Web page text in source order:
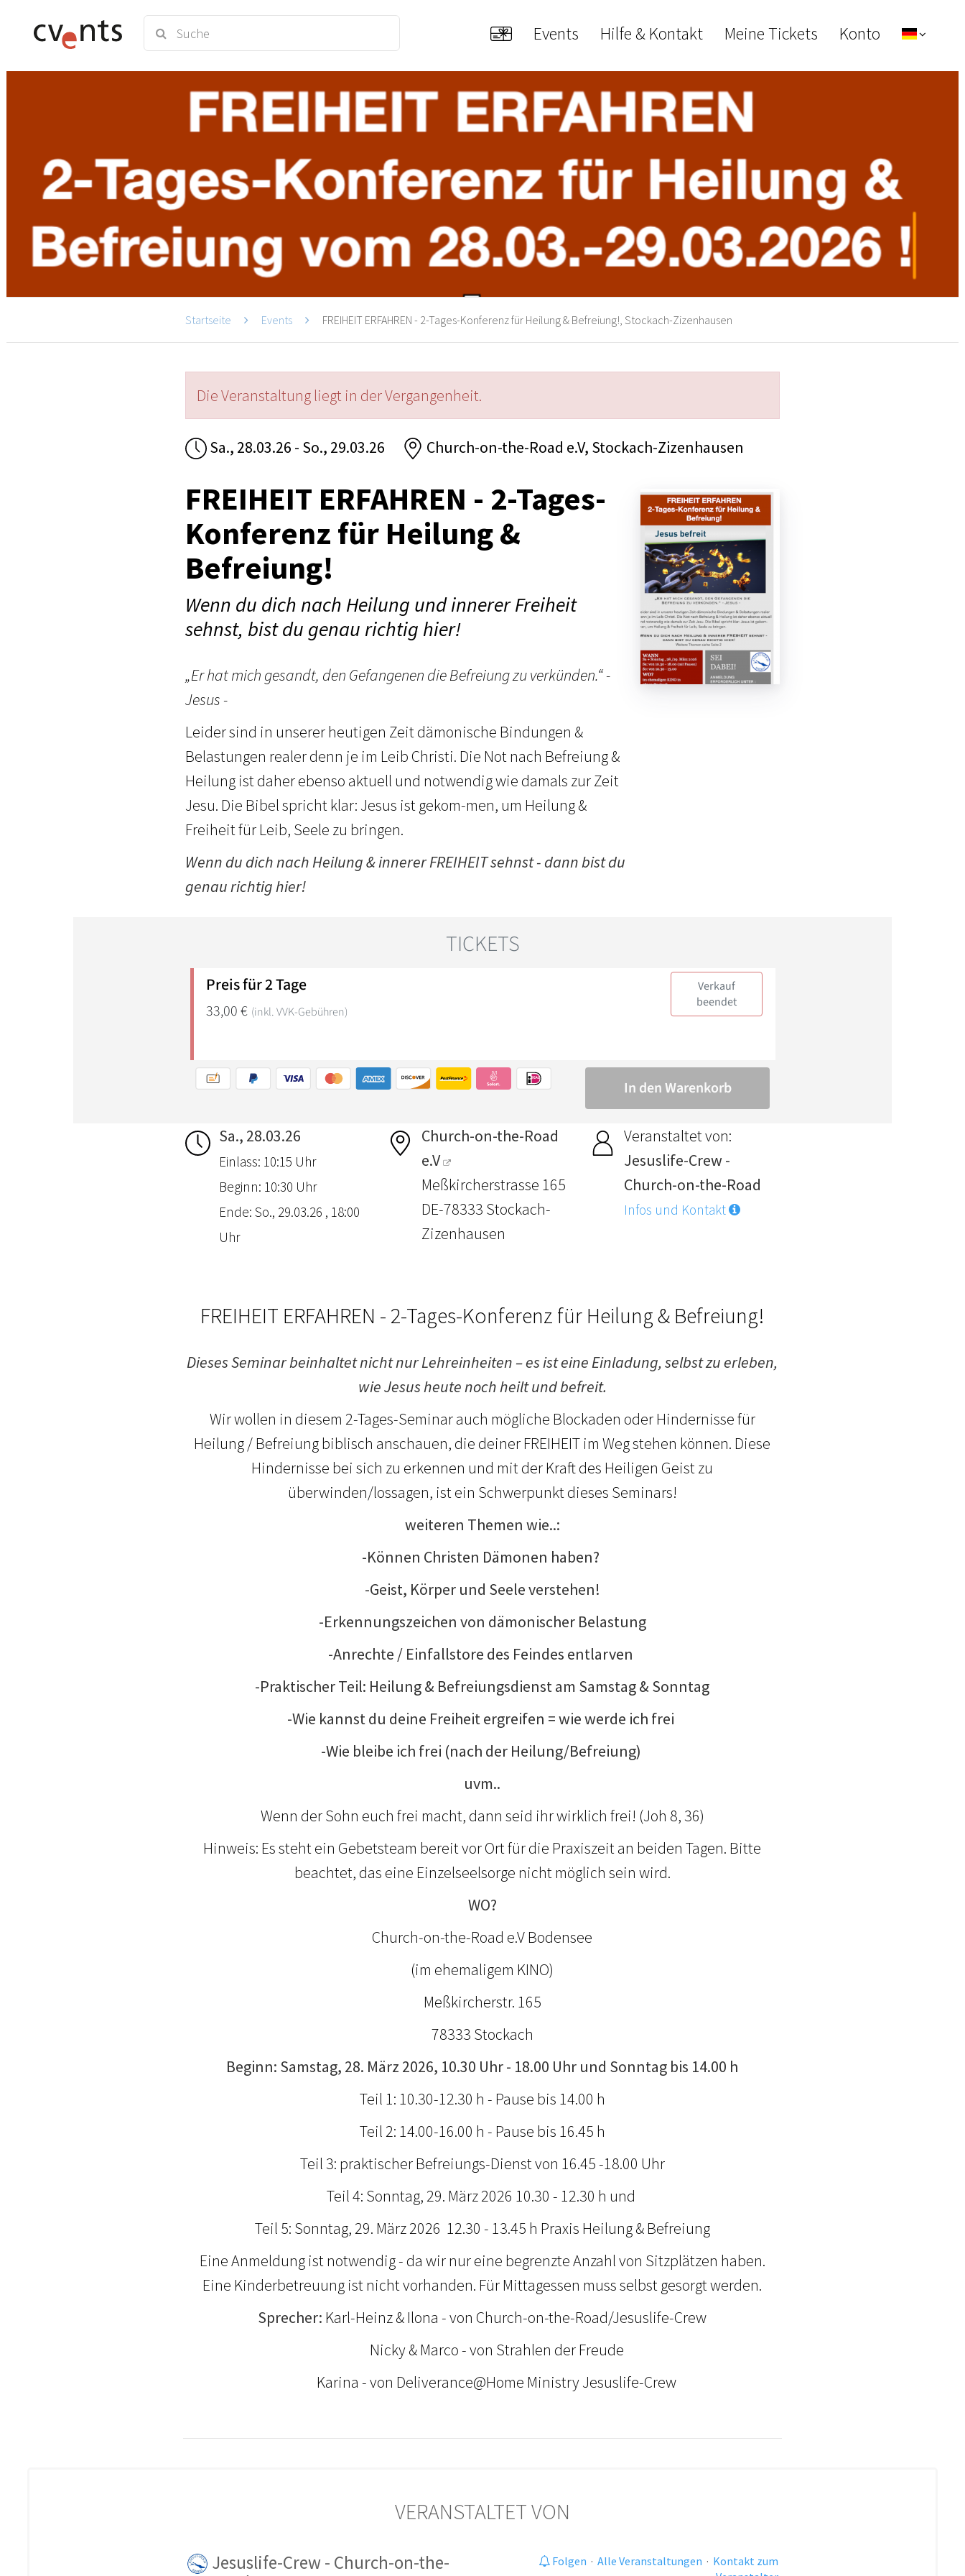
Events Hilfe & Kontakt Meine Tickets Konto
Startseite Events FREIHEIT ERFAHREN - 2-Tages-Konferenz für Heilung & Befreiung!, Stockach-Zizenhausen
Die Veranstaltung liegt in der Vergangenheit.
Sa., 28.03.26 - So., 29.03.26 Church-on-the-Road e.V, Stockach-Zizenhausen
FREIHEIT ERFAHREN - 2-Tages-
Konferenz für Heilung &
Befreiung!
Wenn du dich nach Heilung und innerer Freiheit
sehnst, bist du genau richtig hier!
„Er hat mich gesandt, den Gefangenen die Befreiung zu verkünden.“ -
Jesus -
Leider sind in unserer heutigen Zeit dämonische Bindungen &
Belastungen realer denn je im Leib Christi. Die Not nach Befreiung &
Heilung ist daher ebenso aktuell und notwendig wie damals zur Zeit
Jesu. Die Bibel spricht klar: Jesus ist gekom-men, um Heilung &
Freiheit für Leib, Seele zu bringen.
Wenn du dich nach Heilung & innerer FREIHEIT sehnst - dann bist du
genau richtig hier!
Sa., 28.03.26
Einlass: 10:15 Uhr
Beginn: 10:30 Uhr
Ende: So., 29.03.26 , 18:00
Uhr
Church-on-the-Road
e.V
Meßkircherstrasse 165
DE-78333 Stockach-
Zizenhausen
Veranstaltet von:
Jesuslife-Crew -
Church-on-the-Road
Infos und Kontakt
FREIHEIT ERFAHREN - 2-Tages-Konferenz für Heilung & Befreiung!
Dieses Seminar beinhaltet nicht nur Lehreinheiten – es ist eine Einladung, selbst zu erleben,
wie Jesus heute noch heilt und befreit.
Wir wollen in diesem 2-Tages-Seminar auch mögliche Blockaden oder Hindernisse für
Heilung / Befreiung biblisch anschauen, die deiner FREIHEIT im Weg stehen können. Diese
Hindernisse bei sich zu erkennen und mit der Kraft des Heiligen Geist zu
überwinden/lossagen, ist ein Schwerpunkt dieses Seminars!
weiteren Themen wie..:
-Können Christen Dämonen haben?
-Geist, Körper und Seele verstehen!
-Erkennungszeichen von dämonischer Belastung
-Anrechte / Einfallstore des Feindes entlarven
-Praktischer Teil: Heilung & Befreiungsdienst am Samstag & Sonntag
-Wie kannst du deine Freiheit ergreifen = wie werde ich frei
-Wie bleibe ich frei (nach der Heilung/Befreiung)
uvm..
Wenn der Sohn euch frei macht, dann seid ihr wirklich frei! (Joh 8, 36)
Hinweis: Es steht ein Gebetsteam bereit vor Ort für die Praxiszeit an beiden Tagen. Bitte
beachtet, das eine Einzelseelsorge nicht möglich sein wird.
WO?
Church-on-the-Road e.V Bodensee
(im ehemaligem KINO)
Meßkircherstr. 165
78333 Stockach
Beginn: Samstag, 28. März 2026, 10.30 Uhr - 18.00 Uhr und Sonntag bis 14.00 h
Teil 1: 10.30-12.30 h - Pause bis 14.00 h
Teil 2: 14.00-16.00 h - Pause bis 16.45 h
Teil 3: praktischer Befreiungs-Dienst von 16.45 -18.00 Uhr
Teil 4: Sonntag, 29. März 2026 10.30 - 12.30 h und
Teil 5: Sonntag, 29. März 2026 12.30 - 13.45 h Praxis Heilung & Befreiung
Eine Anmeldung ist notwendig - da wir nur eine begrenzte Anzahl von Sitzplätzen haben.
Eine Kinderbetreuung ist nicht vorhanden. Für Mittagessen muss selbst gesorgt werden.
Sprecher: Karl-Heinz & Ilona - von Church-on-the-Road/Jesuslife-Crew
Nicky & Marco - von Strahlen der Freude
Karina - von Deliverance@Home Ministry Jesuslife-Crew
VERANSTALTET VON
Jesuslife-Crew - Church-on-the-
Folgen · Alle Veranstaltungen · Kontakt zum